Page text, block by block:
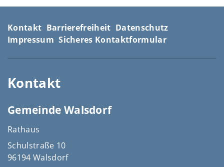
Kontakt Barrierefreiheit Datenschutz
Impressum Sicheres Kontaktformular
Kontakt
Gemeinde Walsdorf
Rathaus
Schulstraße 10
96194 Walsdorf